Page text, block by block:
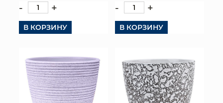
- +
В КОРЗИНУ
- +
В КОРЗИНУ